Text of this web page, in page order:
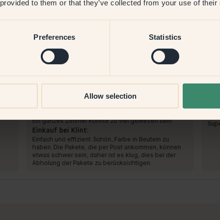
to them or that they’ve collected from your use of
Preferences Statistics
Allow selection
Zum Streichen mit: 47 — Aperitif
Ein ganzes Zimmer könnte zu viel gewesen sein.
Einkauf bei Klint:
Einfach und effizient. Schön, Farbe in Beuteln zu
haben. Die Pakete, die per Post ankommen, können
etwas schwer sein, daher ist es klug, dies bei der
Abholung der Pakete zu berücksichtigen.